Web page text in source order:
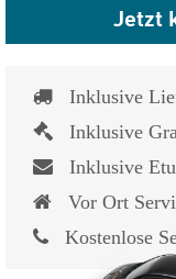
Jetzt
Inklusive
Inklusive
Inklusive
Vor Ort
Kostenlose